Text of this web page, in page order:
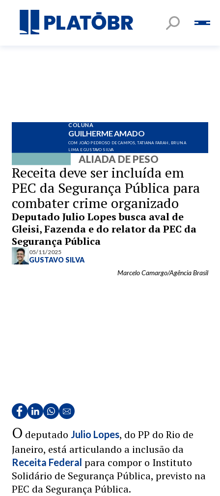
COLUNA
GUILHERME AMADO
COM JOÃO PEDROSO DE CAMPOS, TATIANA FARAH, BRUNA
LIMA E GUSTAVO SILVA
ALIADA DE PESO
Receita deve ser incluída em
PEC da Segurança Pública para
combater crime organizado
Deputado Julio Lopes busca aval de
Gleisi, Fazenda e do relator da PEC da
Segurança Pública
05/11/2025
GUSTAVO SILVA
Marcelo Camargo/Agência Brasil
O deputado Julio Lopes, do PP do Rio de
Janeiro, está articulando a inclusão da
Receita Federal para compor o Instituto
Solidário de Segurança Pública, previsto na
PEC da Segurança Pública.